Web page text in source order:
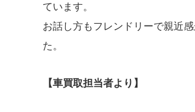
ています。
お話し方もフレンドリーで親近
た。
【車買取担当者より】